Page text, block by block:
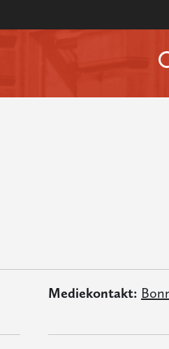
Mediekontakt: